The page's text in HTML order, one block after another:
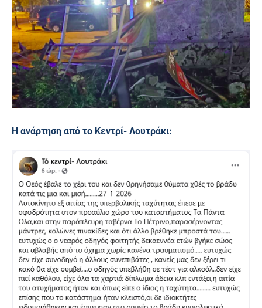
Η ανάρτηση από το Κεντρί- Λουτράκι: